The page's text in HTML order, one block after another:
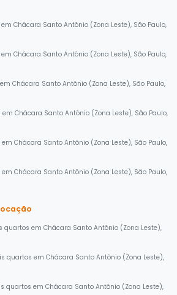
Chácara Santo Antônio (Zona Leste), São Paulo,
Chácara Santo Antônio (Zona Leste), São Paulo,
Chácara Santo Antônio (Zona Leste), São Paulo,
Chácara Santo Antônio (Zona Leste), São Paulo,
Chácara Santo Antônio (Zona Leste), São Paulo,
Chácara Santo Antônio (Zona Leste), São Paulo,
quartos em Chácara Santo Antônio (Zona Leste),
quartos em Chácara Santo Antônio (Zona Leste),
quartos em Chácara Santo Antônio (Zona Leste),